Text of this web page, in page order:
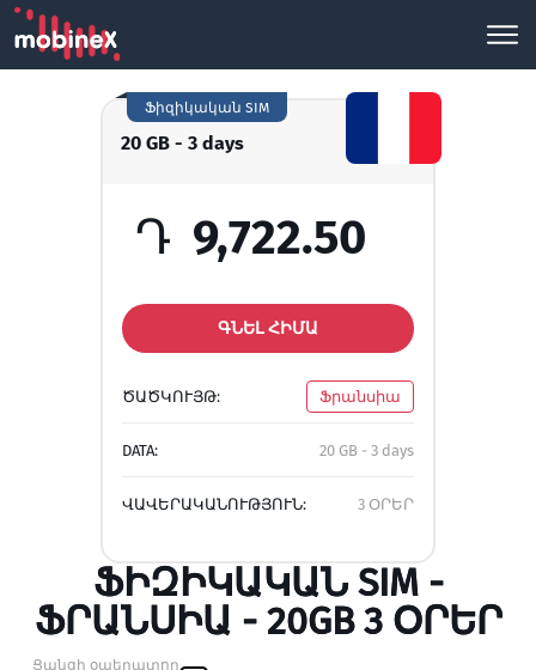
20 GB - 3 days
Ֆիզիկական SIM
Դ 9,722.50
ԳՆԵԼ ՀԻՄԱ
ԾԱԾԿՈՒՅԹ: Ֆրանսիա
DATA: 20 GB - 3 days
ՎԱՎԵՐԱԿԱՆՈՒԹՅՈՒՆ: 3 ՕՐԵՐ
ՖԻԶԻԿԱԿԱՆ SIM -
ՖՐԱՆՍԻԱ - 20GB 3 ՕՐԵՐ
Ցանցի օպերատոր